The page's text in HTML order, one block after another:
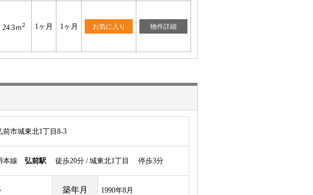
24.3ｍ2 1ヶ月 1ヶ月 お気に入り 物件詳細
前市城東北1丁目8-3
本線 弘前駅 徒歩20分 / 城東北1丁目 停歩3分
築年月 1990年8月